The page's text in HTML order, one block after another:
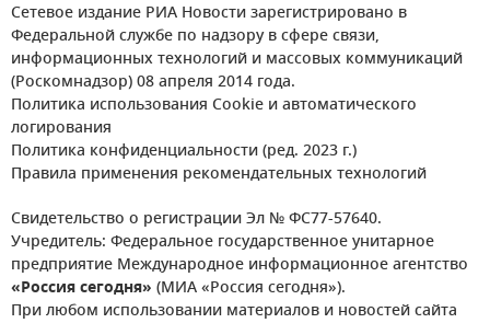
Сетевое издание РИА Новости зарегистрировано в
Федеральной службе по надзору в сфере связи,
информационных технологий и массовых коммуникаций
(Роскомнадзор) 08 апреля 2014 года.
Политика использования Cookie и автоматического
логирования
Политика конфиденциальности (ред. 2023 г.)
Правила применения рекомендательных технологий
Свидетельство о регистрации Эл № ФС77-57640.
Учредитель: Федеральное государственное унитарное
предприятие Международное информационное агентство
«Россия сегодня» (МИА «Россия сегодня»).
При любом использовании материалов и новостей сайта